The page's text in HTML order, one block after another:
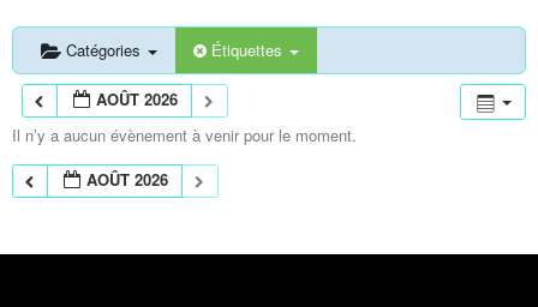
Catégories Étiquettes
AOÛT 2026
Il n’y a aucun évènement à venir pour le moment.
AOÛT 2026